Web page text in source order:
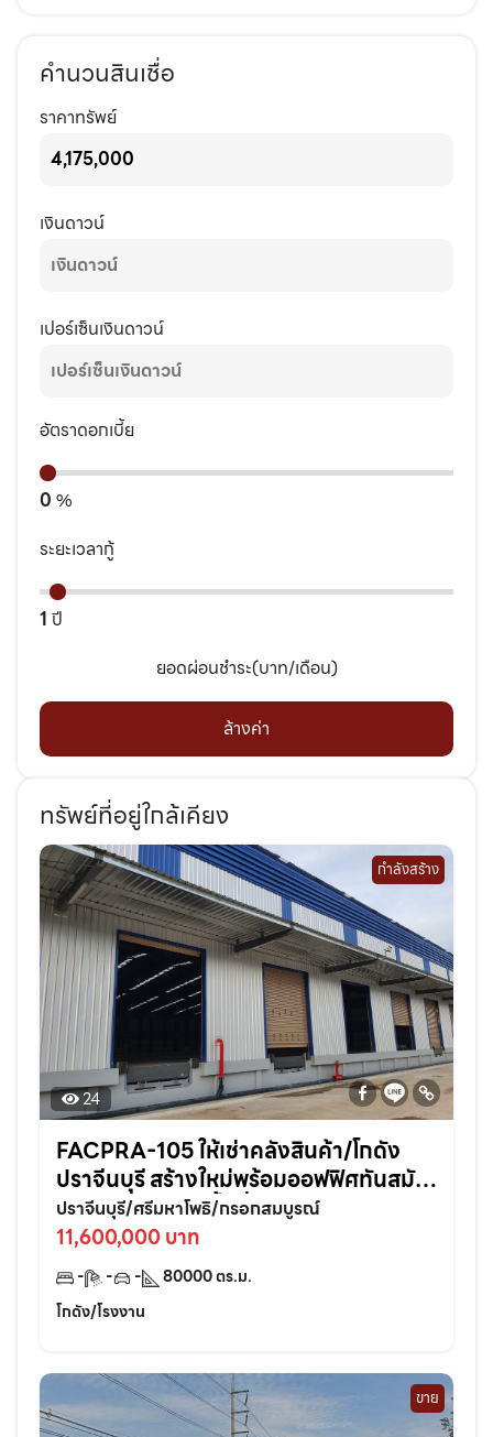
คำนวนสินเชื่อ
ราคาทรัพย์
เงินดาวน์
เปอร์เซ็นเงินดาวน์
อัตราดอกเบี้ย
0 %
ระยะเวลากู้
1 ปี
ยอดผ่อนชำระ(บาท/เดือน)
ล้างค่า
ทรัพย์ที่อยู่ใกล้เคียง
กำลังสร้าง
24
FACPRA-105 ให้เช่าคลังสินค้า/โกดัง
ปราจีนบุรี สร้างใหม่พร้อมออฟฟิศทันสมัย
ในทำเลศักยภาพพื้นที่ 80,000 ตรม. แบ่ง
เช่าได้
ปราจีนบุรี/ศรีมหาโพธิ/กรอกสมบูรณ์
11,600,000 บาท
- - - 80000ตร.ม.
โกดัง/โรงงาน
ขาย